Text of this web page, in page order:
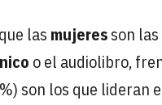
las mujeresson
o el audiolibro,
son los que lideran